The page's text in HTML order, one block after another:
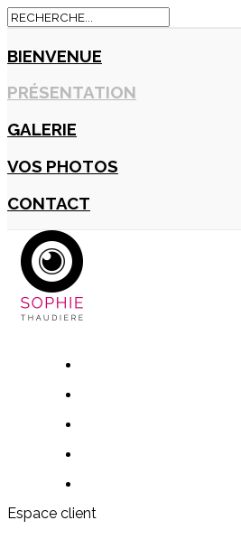
BIENVENUE
PRÉSENTATION
GALERIE
VOS PHOTOS
CONTACT
Espace client